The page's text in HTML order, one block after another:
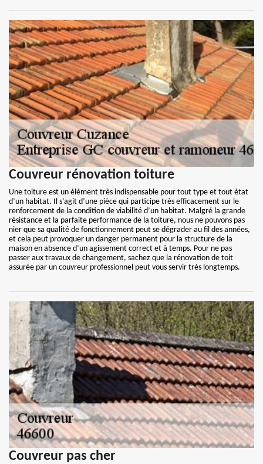
Couvreur rénovation toiture
Une toiture est un élément très indispensable pour tout type et tout état
d’un habitat. Il s’agit d’une pièce qui participe très efficacement sur le
renforcement de la condition de viabilité d’un habitat. Malgré la grande
résistance et la parfaite performance de la toiture, nous ne pouvons pas
nier que sa qualité de fonctionnement peut se dégrader au fil des années,
et cela peut provoquer un danger permanent pour la structure de la
maison en absence d’un agissement correct et à temps. Pour ne pas
passer aux travaux de changement, sachez que la rénovation de toit
assurée par un couvreur professionnel peut vous servir très longtemps.
Couvreur pas cher